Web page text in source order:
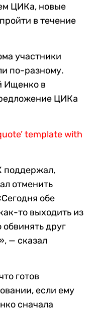
ЦИКа, новые
в течение
участники
по-разному.
Ищенко в
ЦИКа
template with
поддержал,
отменить
обе
то выходить из
друг
— сказал
готов
если ему
сначала